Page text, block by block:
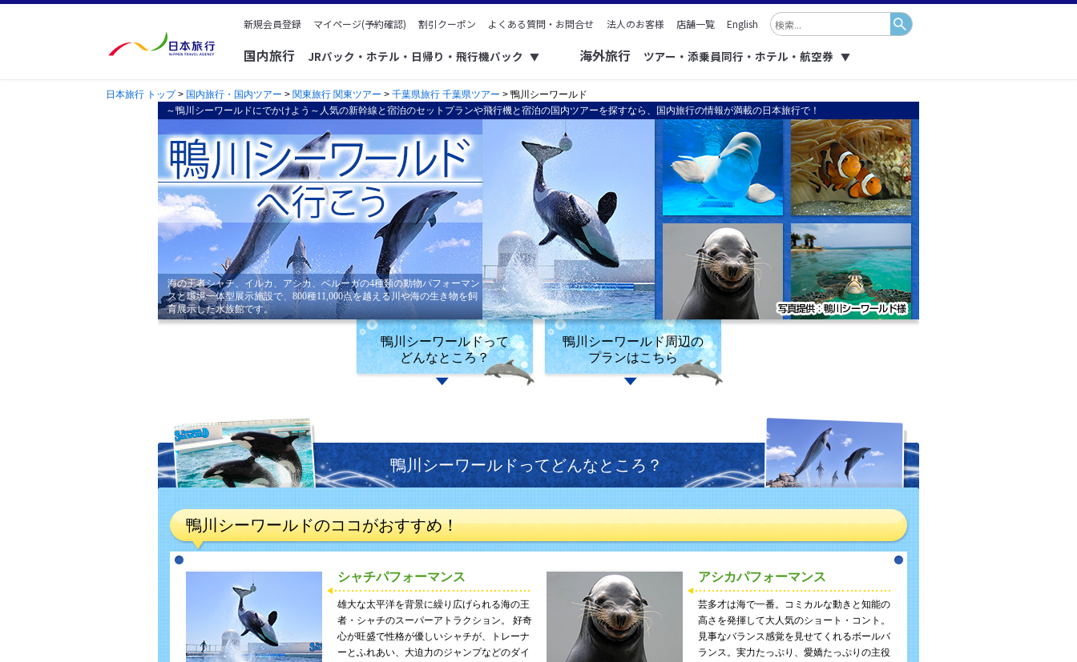
新規会員登録 マイページ(予約確認) 割引クーポン よくある質問・お問合せ 法人のお客様 店舗一覧 English
国内旅行 JRパック・ホテル・日帰り・飛行機パック ▼ 海外旅行 ツアー・添乗員同行・ホテル・航空券 ▼
日本旅行 トップ> 国内旅行・国内ツアー > 関東旅行 関東ツアー > 千葉県旅行 千葉県ツアー > 鴨川シーワールド
～鴨川シーワールドにでかけよう～人気の新幹線と宿泊のセットプランや飛行機と宿泊の国内ツアーを探すなら、国内旅行の情報が満載の日本旅行で！
海の王者シャチ、イルカ、アシカ、ベルーガの4種類の動物パフォーマン
スと環境一体型展示施設で、800種11,000点を越える川や海の生き物を飼
育展示した水族館です。
鴨川シーワールドって
どんなところ？
鴨川シーワールド周辺の
プランはこちら
鴨川シーワールドってどんなところ？
鴨川シーワールドのココがおすすめ！
シャチパフォーマンス
雄大な太平洋を背景に繰り広げられる海の王
者・シャチのスーパーアトラクション。 好奇
心が旺盛で性格が優しいシャチが、トレーナ
ーとふれあい、大迫力のジャンプなどのダイ
アシカパフォーマンス
芸多才は海で一番。コミカルな動きと知能の
高さを発揮して大人気のショート・コント。
見事なバランス感覚を見せてくれるボールバ
ランス。実力たっぷり、愛嬌たっぷりの主役